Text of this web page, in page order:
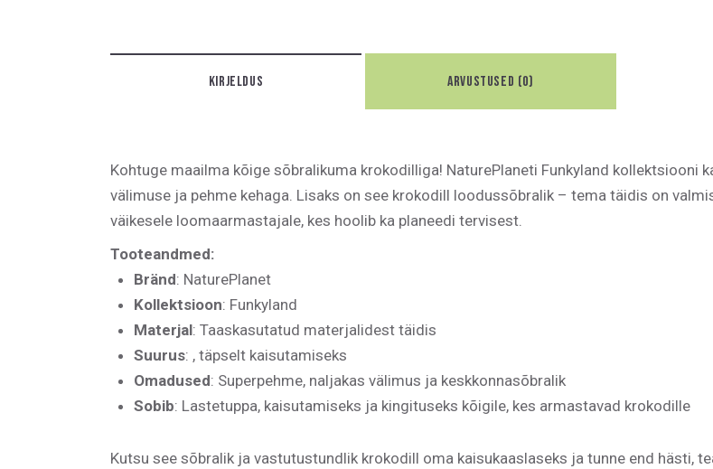
KIRJELDUS ARVUSTUSED (0)
Kohtuge maailma kõige sõbralikuma krokodilliga! NaturePlaneti Funkyland kollektsiooni
välimuse ja pehme kehaga. Lisaks on see krokodill loodussõbralik – tema täidis on
väikesele loomaarmastajale, kes hoolib ka planeedi tervisest.
Tooteandmed:
Bränd: NaturePlanet
Kollektsioon: Funkyland
Materjal: Taaskasutatud materjalidest täidis
Suurus: , täpselt kaisutamiseks
Omadused: Superpehme, naljakas välimus ja keskkonnasõbralik
Sobib: Lastetuppa, kaisutamiseks ja kingituseks kõigile, kes armastavad krokodille
Kutsu see sõbralik ja vastutustundlik krokodill oma kaisukaaslaseks ja tunne end hästi,